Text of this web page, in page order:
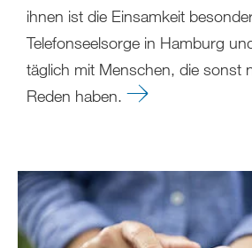
ihnen ist die Einsamkeit
Telefonseelsorge in Hamburg
täglich mit Menschen, die sonst
Reden haben.